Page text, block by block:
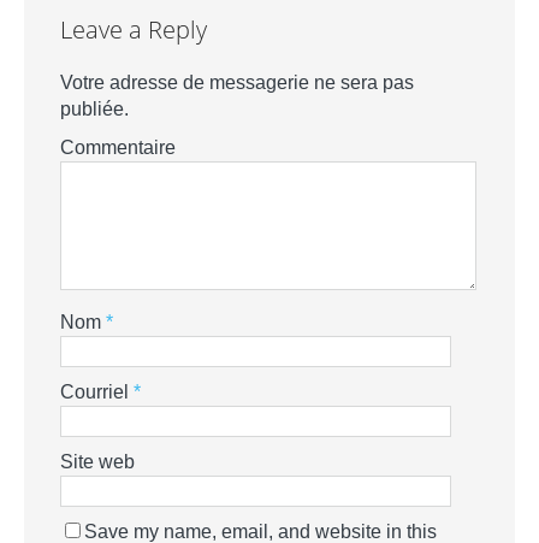
Leave a Reply
Votre adresse de messagerie ne sera pas
publiée.
Commentaire
Nom *
Courriel *
Site web
Save my name, email, and website in this